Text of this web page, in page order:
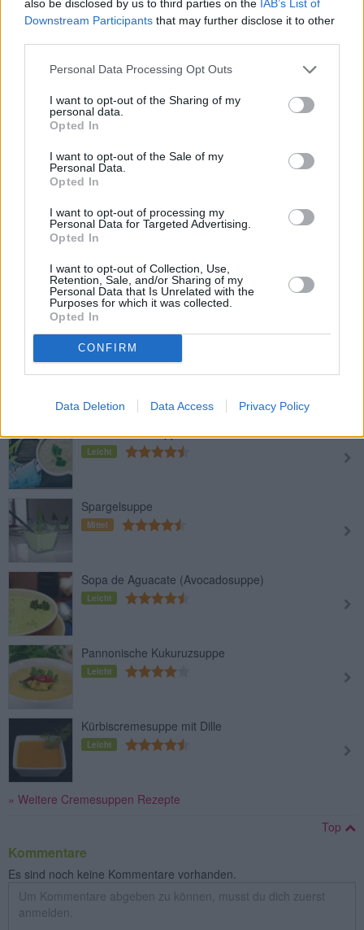
also be disclosed by us to third parties on the IAB’s List of
Downstream Participants that may further disclose it to other
Personal Data Processing Opt Outs
I want to opt-out of the Sharing of my
personal data.
Opted In
I want to opt-out of the Sale of my
Personal Data.
Opted In
I want to opt-out of processing my
Personal Data for Targeted Advertising.
Opted In
I want to opt-out of Collection, Use,
Retention, Sale, and/or Sharing of my
Personal Data that Is Unrelated with the
Purposes for which it was collected.
Opted In
CONFIRM
Data Deletion Data Access Privacy Policy
Maiscreme-Suppe
Leicht
Cremige Erbsensuppe
Leicht
Cremige Kastaniensuppe
Mittel
Rucolaschaumsuppe
Leicht
Selleriecremesuppe
Leicht
Spargelsuppe
Mittel
Sopa de Aguacate (Avocadosuppe)
Leicht
Pannonische Kukuruzsuppe
Leicht
Kürbiscremesuppe mit Dille
Leicht
» Weitere Cremesuppen Rezepte
Top
Kommentare
Es sind noch keine Kommentare vorhanden.